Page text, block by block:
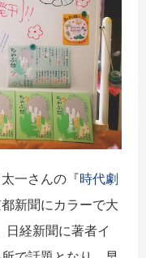
一さんの『時代劇
新聞にカラーで大
日経新聞に著者イ